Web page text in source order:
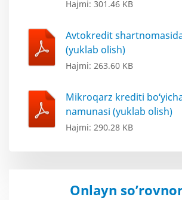
Hajmi: 301.46 KB
Avtokredit
(yuklab olish)
Hajmi: 263.60 KB
Mikroqarz krediti
namunasi (yuklab olish)
Hajmi: 290.28 KB
Onlayn